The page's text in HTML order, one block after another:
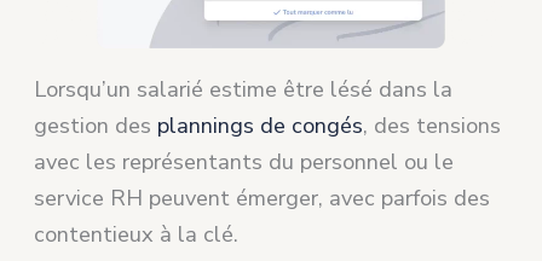
Lorsqu’un salarié estime être lésé dans la
gestion des plannings de congés, des tensions
avec les représentants du personnel ou le
service RH peuvent émerger, avec parfois des
contentieux à la clé.